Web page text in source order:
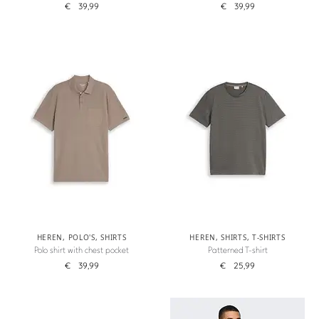
€ 39,99 € 39,99
HEREN, POLO'S,SHIRTS
Polo shirt with chest pocket
€ 39,99
HEREN,SHIRTS, T-SHIRTS
Patterned T-shirt
€ 25,99